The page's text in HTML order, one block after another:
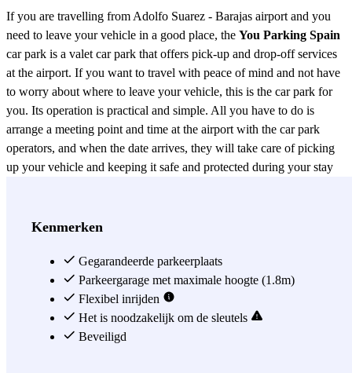
If you are travelling from Adolfo Suarez - Barajas airport and you
need to leave your vehicle in a good place, the You Parking Spain
car park is a valet car park that offers pick-up and drop-off services
at the airport. If you want to travel with peace of mind and not have
to worry about where to leave your vehicle, this is the car park for
you. Its operation is practical and simple. All you have to do is
arrange a meeting point and time at the airport with the car park
operators, and when the date arrives, they will take care of picking
up your vehicle and keeping it safe and protected during your stay
mobility. On your return, the operators will already know what time
have arrived and have recovered your luggage, all you will have to
do is make a brief call informing you that everything has gone well
and you are already waiting for your vehicle at the desired terminal.
They will drive your car to the meeting point and return it to you in
the same condition in which you left it. It's a time-saving way to
Kenmerken
Gegarandeerde parkeerplaats
Parkeergarage met maximale hoogte (1.8m)
Flexibel inrijden
Het is noodzakelijk om de sleutels
Beveiligd